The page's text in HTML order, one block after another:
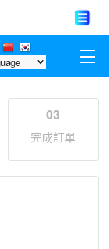
03
完成訂單